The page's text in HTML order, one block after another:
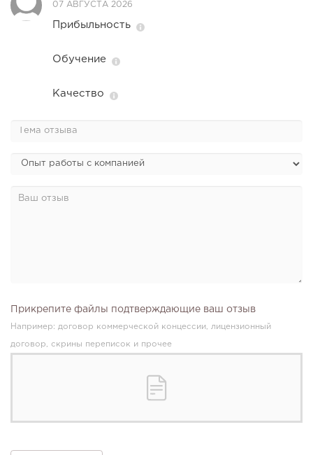
07 АВГУСТА 2026
Прибыльность
Обучение
Качество
Прикрепите файлы подтверждающие ваш отзыв
Например: договор коммерческой концессии, лицензионный
договор, скрины переписок и прочее